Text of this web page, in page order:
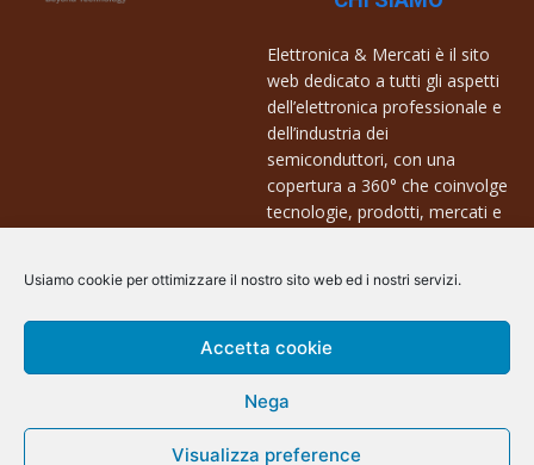
Usiamo cookie per ottimizzare il nostro sito web ed i nostri servizi.
Accetta cookie
Nega
Visualizza preference
Elettronica & Mercati è il sito
web dedicato a tutti gli aspetti
dell’elettronica professionale e
dell’industria dei
semiconduttori, con una
copertura a 360° che coinvolge
tecnologie, prodotti, mercati e
Contatti:
info@arscommunication.it
@ArsCommunication 2023